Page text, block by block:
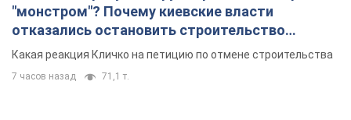
"монстром"? Почему киевские власти
отказались остановить строительство
небоскреба "московского верующего"
Какая реакция Кличко на петицию по отмене строительства
7 часов назад 71,1 т.